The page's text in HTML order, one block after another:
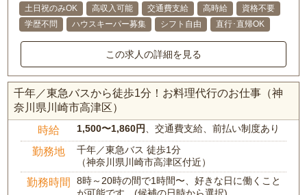
土日祝のみOK 高収入可能 交通費支給 高時給
資格不要
学歴不問
ハウスキーパー募集 シフト自由 直行･直帰OK
この求人の詳細を見る
千年／東急バスから徒歩1分！お料理代行のお仕事（神
奈川県川崎市高津区）
時給 1,500〜1,860円 、交通費支給、前払い制度あり
勤務地
千年／東急バス 徒歩1分
（神奈川県川崎市高津区付近）
勤務時間
8時～20時の間で1時間〜、好きな日に働くこと